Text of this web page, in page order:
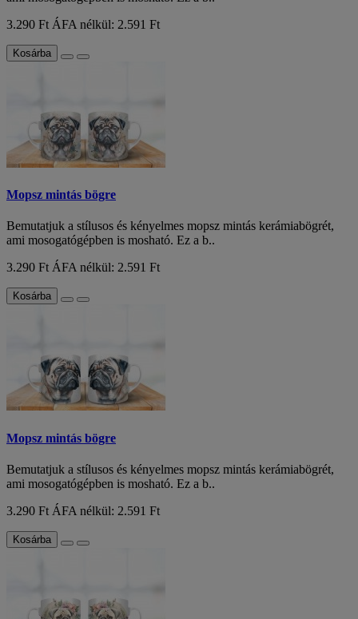
3.290 Ft ÁFA nélkül: 2.591 Ft
Kosárba
Mopsz mintás bögre
Bemutatjuk a stílusos és kényelmes mopsz mintás kerámiabögrét,
ami mosogatógépben is mosható. Ez a b..
3.290 FtÁFA nélkül: 2.591 Ft
Kosárba
Mopsz mintás bögre
Bemutatjuk a stílusos és kényelmes mopsz mintás kerámiabögrét,
ami mosogatógépben is mosható. Ez a b..
3.290 Ft ÁFA nélkül: 2.591 Ft
Kosárba